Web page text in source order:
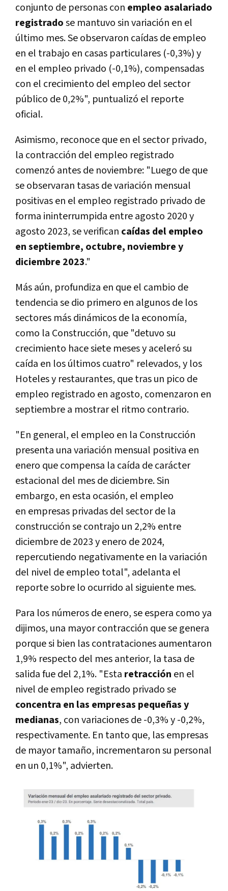
conjunto de personas con empleo asalariado
registradose mantuvo sin variación en el
último mes. Se observaron caídas de empleo
en el trabajo en casas particulares (-0,3%) y
en el empleo privado (-0,1%), compensadas
con el crecimiento del empleo del sector
público de 0,2%", puntualizó el reporte
oficial.
Asimismo, reconoce que en el sector privado,
la contracción del empleo registrado
comenzó antes de noviembre: "Luego de que
se observaran tasas de variación mensual
positivas en el empleo registrado privado de
forma ininterrumpida entre agosto 2020 y
agosto 2023, se verifican caídas del empleo
en septiembre, octubre, noviembre y
diciembre 2023."
Más aún, profundiza en que el cambio de
tendencia se dio primero en algunos de los
sectores más dinámicos de la economía,
como la Construcción, que "detuvo su
crecimiento hace siete meses y aceleró su
caída en los últimos cuatro" relevados, y los
Hoteles y restaurantes, que tras un pico de
empleo registrado en agosto, comenzaron en
septiembre a mostrar el ritmo contrario.
"En general, el empleo en la Construcción
presenta una variación mensual positiva en
enero que compensa la caída de carácter
estacional del mes de diciembre. Sin
embargo, en esta ocasión, el empleo
en empresas privadas del sector de la
construcción se contrajo un 2,2% entre
diciembre de 2023 y enero de 2024,
repercutiendo negativamente en la variación
del nivel de empleo total", adelanta el
reporte sobre lo ocurrido al siguiente mes.
Para los números de enero, se espera como ya
dijimos, una mayor contracción que se genera
porque si bien las contrataciones aumentaron
1,9% respecto del mes anterior, la tasa de
salida fue del 2,1%. "Esta retracción en el
nivel de empleo registrado privado se
concentra en las empresas pequeñas y
medianas, con variaciones de -0,3% y -0,2%,
respectivamente. En tanto que, las empresas
de mayor tamaño, incrementaron su personal
en un 0,1%", advierten.